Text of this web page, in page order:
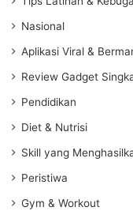
Nasional
Aplikasi Viral &
Review Gadget
Pendidikan
Diet & Nutrisi
Skill yang
Peristiwa
Gym & Workout